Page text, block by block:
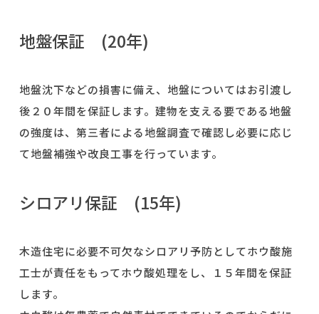
地盤保証 (20年)
地盤沈下などの損害に備え、地盤についてはお引渡し
後２０年間を保証します。建物を支える要である地盤
の強度は、第三者による地盤調査で確認し必要に応じ
て地盤補強や改良工事を行っています。
シロアリ保証 (15年)
木造住宅に必要不可欠なシロアリ予防としてホウ酸施
工士が責任をもってホウ酸処理をし、１５年間を保証
します。